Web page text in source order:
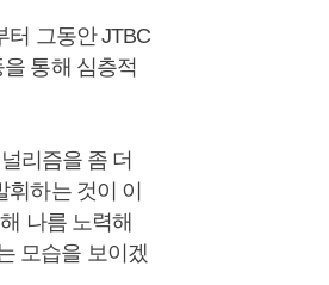
터 그동안 JTBC
통해 심층적
리즘을 좀 더
하는 것이 이
나름 노력해
모습을 보이겠